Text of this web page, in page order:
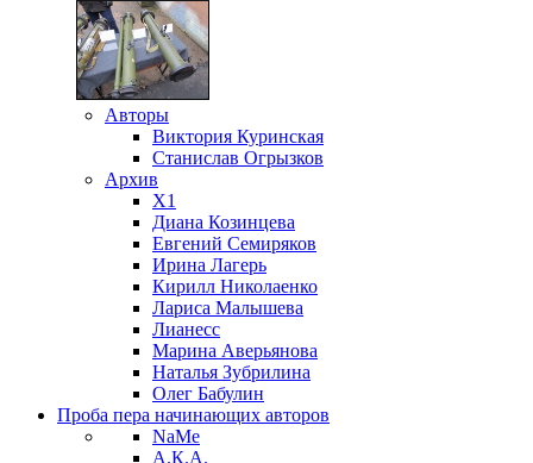
Авторы
Виктория Куринская
Станислав Огрызков
Архив
X1
Диана Козинцева
Евгений Семиряков
Ирина Лагерь
Кирилл Николаенко
Лариса Малышева
Лианесс
Марина Аверьянова
Наталья Зубрилина
Олег Бабулин
Проба пера начинающих авторов
NaMe
А.К.А.